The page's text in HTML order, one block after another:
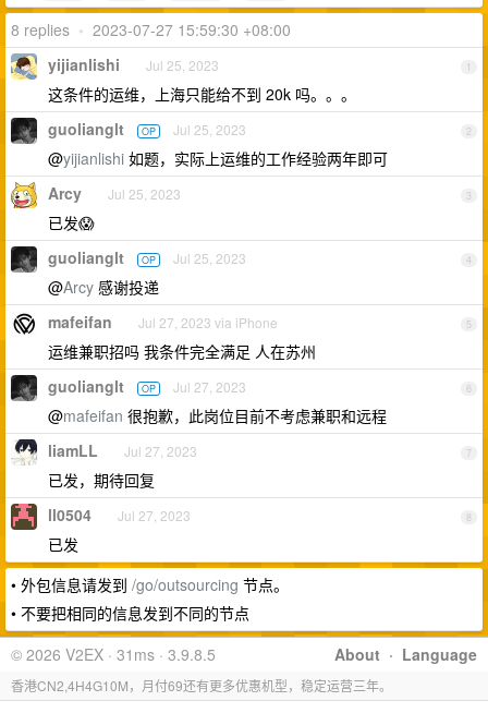
8 replies • 2023-07-27 15:59:30 +08:00
1
yijianlishi Jul 25, 2023
这条件的运维，上海只能给不到 20k 吗。。。
2
guolianglt OP Jul 25, 2023
@yijianlishi 如题，实际上运维的工作经验两年即可
3
Arcy Jul 25, 2023
已发😱
4
guolianglt OP Jul 25, 2023
@Arcy 感谢投递
5
mafeifan Jul 27, 2023 via iPhone
运维兼职招吗 我条件完全满足 人在苏州
6
guolianglt OP Jul 27, 2023
@mafeifan 很抱歉，此岗位目前不考虑兼职和远程
7
liamLL Jul 27, 2023
已发，期待回复
8
ll0504 Jul 27, 2023
已发
• 外包信息请发到 /go/outsourcing 节点。
• 不要把相同的信息发到不同的节点
About · Language
© 2026 V2EX · 31ms · 3.9.8.5
香港CN2,4H4G10M，月付69还有更多优惠机型，稳定运营三年。